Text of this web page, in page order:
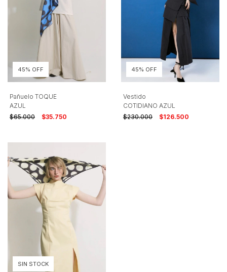
45% OFF
Pañuelo TOQUE
AZUL
$65.000
$35.750
45% OFF
Vestido
COTIDIANO AZUL
$230.000
$126.500
SIN STOCK